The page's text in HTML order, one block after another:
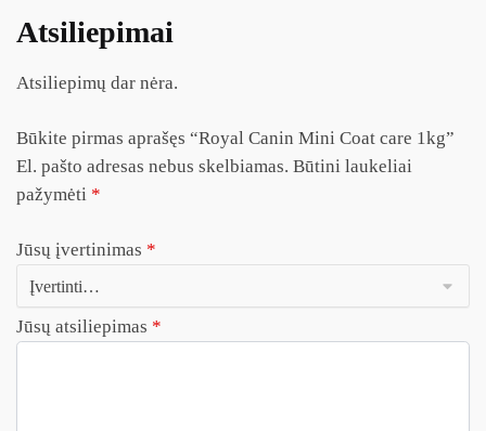
Atsiliepimai
Atsiliepimų dar nėra.
Būkite pirmas aprašęs “Royal Canin Mini Coat care 1kg”
El. pašto adresas nebus skelbiamas. Būtini laukeliai
pažymėti *
Jūsų įvertinimas *
Jūsų atsiliepimas *